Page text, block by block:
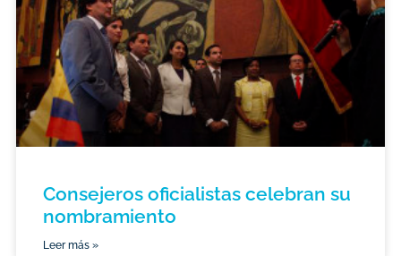
Consejeros oficialistas celebran su
nombramiento
Leer más »